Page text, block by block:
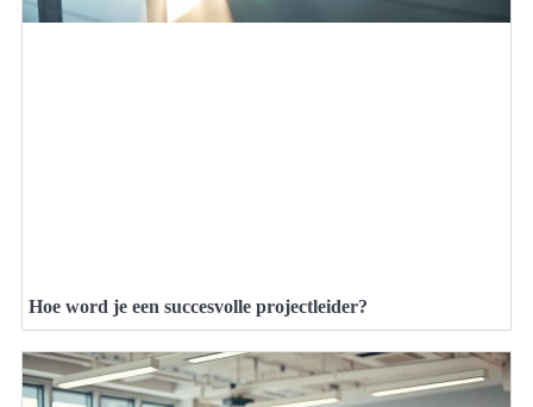
Hoe word je een succesvolle projectleider?